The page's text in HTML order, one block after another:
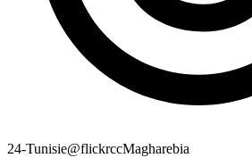
24-Tunisie@flickrccMagharebia